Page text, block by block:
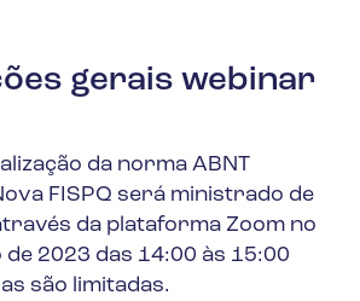
gerais webinar
da norma ABNT
FISPQ será ministrado de
da plataforma Zoom no
de 2023 das 14:00 às 15:00
são limitadas.